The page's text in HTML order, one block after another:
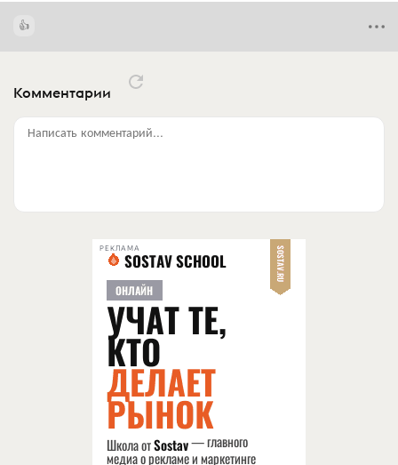
Комментарии
Написать комментарий...
РЕКЛАМА